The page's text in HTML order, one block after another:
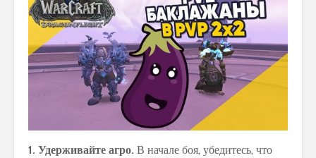
1. Удерживайте агро. В начале боя, убедитесь, что